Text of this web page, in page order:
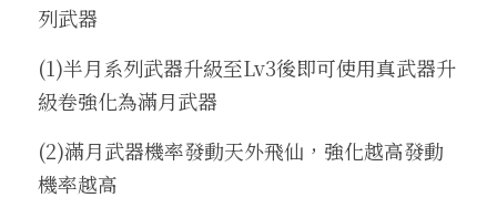
列武器
(1)半月系列武器升級至Lv3後即可使用真武器升
級卷強化為滿月武器
(2)滿月武器機率發動天外飛仙，強化越高發動
機率越高